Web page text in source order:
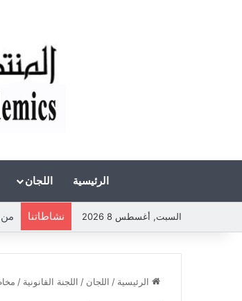
الرئيسية اللجان
السبت, أغسطس 8 2026 نشاطاتنا من
الرئيسية / اللجان / اللجنة القانونية /